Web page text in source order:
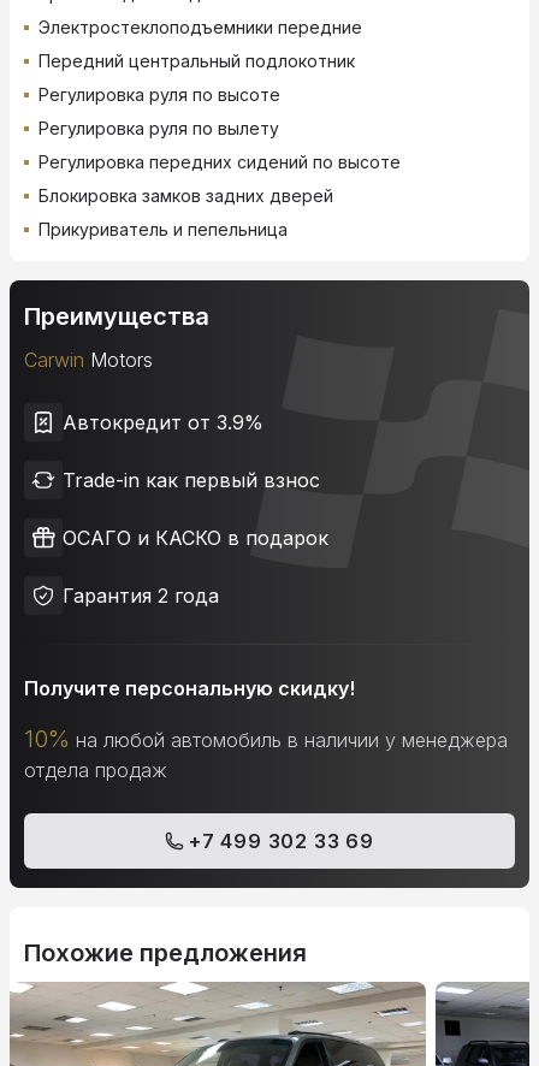
Электростеклоподъемники передние
Передний центральный подлокотник
Регулировка руля по высоте
Регулировка руля по вылету
Регулировка передних сидений по высоте
Блокировка замков задних дверей
Прикуриватель и пепельница
Преимущества
Carwin Motors
Автокредит от 3.9%
Trade-in как первый взнос
ОСАГО и КАСКО в подарок
Гарантия 2 года
Получите персональную скидку!
10% на любой автомобиль в наличии у менеджера
отдела продаж
+7 499 302 33 69
Похожие предложения